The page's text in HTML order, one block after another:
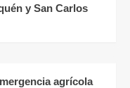
y San Carlos
agrícola